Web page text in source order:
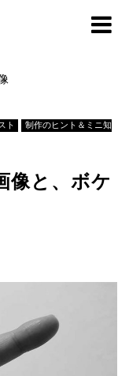
ト 制作のヒント＆ミニ知
像と、ボケ